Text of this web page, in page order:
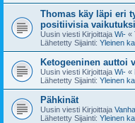
Thomas käy läpi eri
positiivisia
Uusin viesti Kirjoittaja Wi- «
Lähetetty Sijainti: Yleinen
Ketogeeninen auttoi
Uusin viesti Kirjoittaja Wi- «
Lähetetty Sijainti: Yleinen
Pähkinät
Uusin viesti Kirjoittaja
Lähetetty Sijainti: Yleinen